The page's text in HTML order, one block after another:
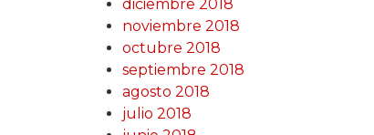
diciembre 2018
noviembre 2018
octubre 2018
septiembre 2018
agosto 2018
julio 2018